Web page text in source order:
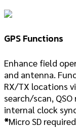
GPS Functions
Enhance field
and antenna.
RX/TX locations
search/scan,
internal clock
*Micro SD required